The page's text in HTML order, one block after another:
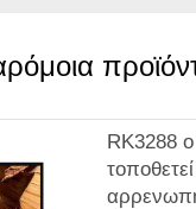
RK3288 ο